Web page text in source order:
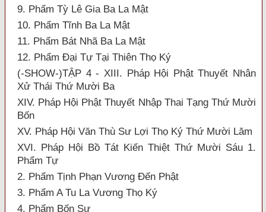
9. Phẩm Tỳ Lê Gia Ba La Mật
10. Phẩm Tĩnh Ba La Mật
11. Phẩm Bát Nhã Ba La Mật
12. Phẩm Đại Tự Tại Thiên Thọ Ký
(-SHOW-)TẬP 4 - XIII. Pháp Hội Phật Thuyết Nhân
Xử Thái Thứ Mười Ba
XIV. Pháp Hội Phật Thuyết Nhập Thai Tạng Thứ Mười
Bốn
XV. Pháp Hội Văn Thù Sư Lợi Thọ Ký Thứ Mười Lăm
XVI. Pháp Hội Bồ Tát Kiến Thiệt Thứ Mười Sáu 1.
Phẩm Tự
2. Phẩm Tịnh Phạn Vương Đến Phật
3. Phẩm A Tu La Vương Thọ Ký
4. Phẩm Bốn Sự